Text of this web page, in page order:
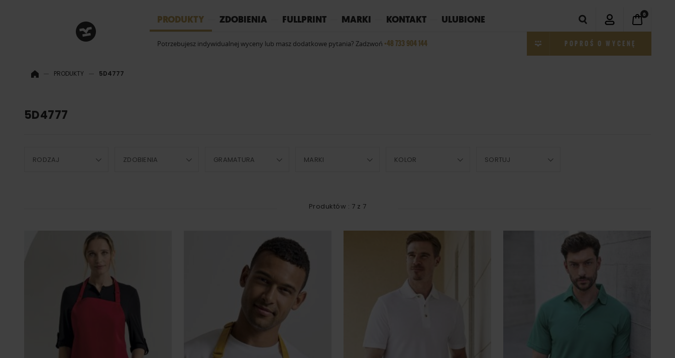
PRODUKTY ZDOBIENIA FULLPRINT MARKI KONTAKT ULUBIONE
Potrzebujesz indywidualnej wyceny lub masz dodatkowe pytania? Zadzwoń +48 733 904 144
0
POPROŚ O WYCENĘ
PRODUKTY 5D4777
5D4777
RODZAJ ZDOBIENIA GRAMATURA MARKI KOLOR SORTUJ
Produktów : 7 z 7